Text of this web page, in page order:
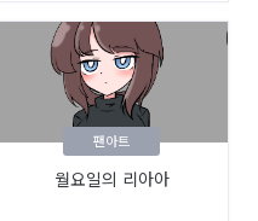
월요일의 리아아
팬아트